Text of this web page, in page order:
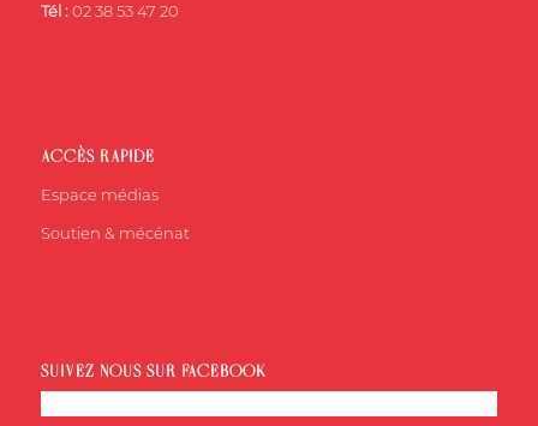
Tél : 02 38 53 47 20
ACCÈS RAPIDE
Espace médias
Soutien & mécénat
SUIVEZ-NOUS SUR FACEBOOK